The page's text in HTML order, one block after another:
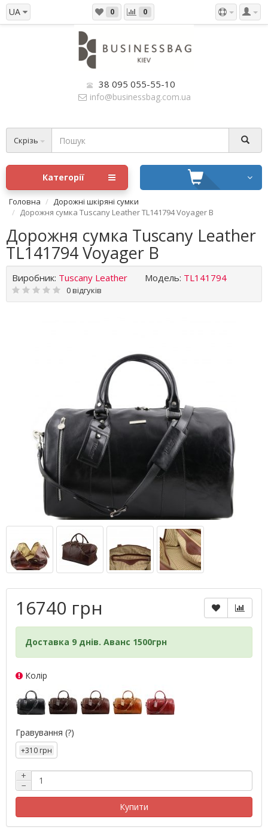
UA 0 0
38 095 055-55-10
info@businessbag.com.ua
Скрізь
Категорії
Головна
Дорожні шкіряні сумки
Дорожня сумка Tuscany Leather TL141794 Voyager B
Дорожня сумка Tuscany Leather
TL141794 Voyager B
Виробник: Tuscany Leather Модель: TL141794
0 відгуків
16740 грн
Доставка 9 днів. Аванс 1500грн
Колір
Гравування (?)
+310 грн
+
−
Купити